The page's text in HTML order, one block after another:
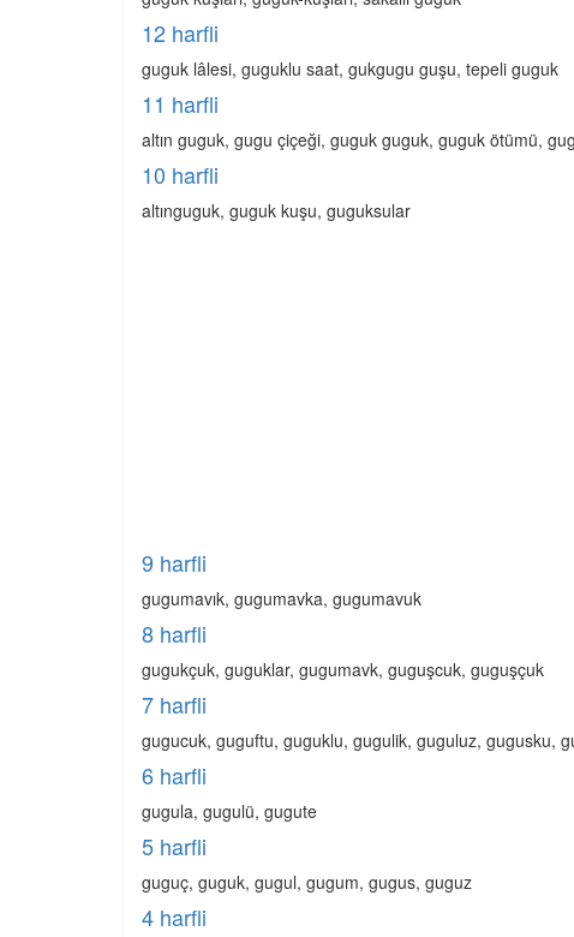
12 harfli
guguk lâlesi, guguklu saat, gukgugu guşu, tepeli guguk
11 harfli
altın guguk, gugu çiçeği, guguk guguk, guguk ötümü,
10 harfli
altınguguk, guguk kuşu, guguksular
9 harfli
gugumavık, gugumavka, gugumavuk
8 harfli
gugukçuk, guguklar, gugumavk, guguşcuk, guguşçuk
7 harfli
gugucuk, guguftu, guguklu, gugulik, guguluz, gugusku,
6 harfli
gugula, gugulü, gugute
5 harfli
guguç, guguk, gugul, gugum, gugus, guguz
4 harfli